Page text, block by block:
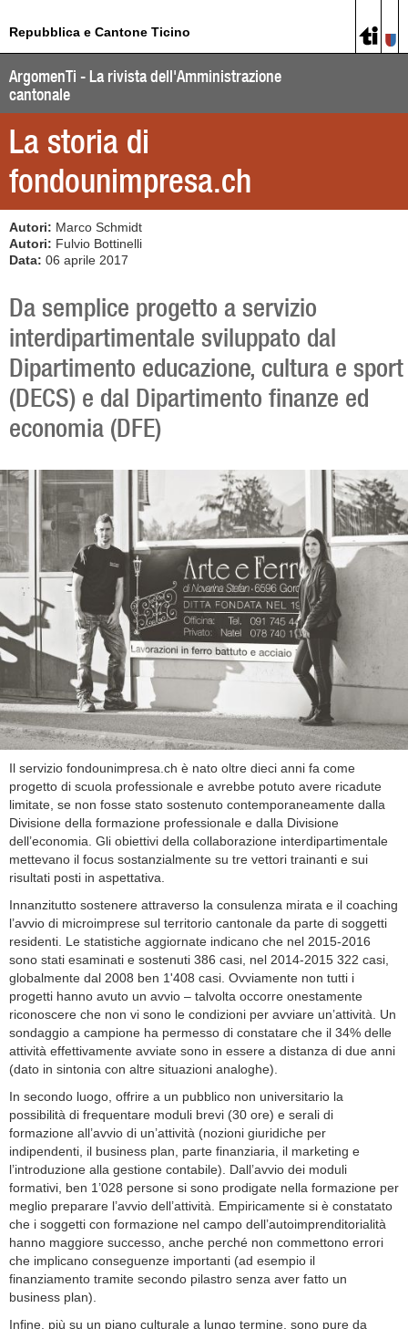
Repubblica e Cantone Ticino
ArgomenTi - La rivista dell'Amministrazione
cantonale
La storia di
fondounimpresa.ch
Autori: Marco Schmidt
Autori: Fulvio Bottinelli
Data: 06 aprile 2017
Da semplice progetto a servizio
interdipartimentale sviluppato dal
Dipartimento educazione, cultura e sport
(DECS) e dal Dipartimento finanze ed
economia (DFE)
Il servizio fondounimpresa.ch è nato oltre dieci anni fa come
progetto di scuola professionale e avrebbe potuto avere ricadute
limitate, se non fosse stato sostenuto contemporaneamente dalla
Divisione della formazione professionale e dalla Divisione
dell’economia. Gli obiettivi della collaborazione interdipartimentale
mettevano il focus sostanzialmente su tre vettori trainanti e sui
risultati posti in aspettativa.
Innanzitutto sostenere attraverso la consulenza mirata e il coaching
l’avvio di microimprese sul territorio cantonale da parte di soggetti
residenti. Le statistiche aggiornate indicano che nel 2015-2016
sono stati esaminati e sostenuti 386 casi, nel 2014-2015 322 casi,
globalmente dal 2008 ben 1'408 casi. Ovviamente non tutti i
progetti hanno avuto un avvio – talvolta occorre onestamente
riconoscere che non vi sono le condizioni per avviare un’attività. Un
sondaggio a campione ha permesso di constatare che il 34% delle
attività effettivamente avviate sono in essere a distanza di due anni
(dato in sintonia con altre situazioni analoghe).
In secondo luogo, offrire a un pubblico non universitario la
possibilità di frequentare moduli brevi (30 ore) e serali di
formazione all’avvio di un’attività (nozioni giuridiche per
indipendenti, il business plan, parte finanziaria, il marketing e
l’introduzione alla gestione contabile). Dall’avvio dei moduli
formativi, ben 1’028 persone si sono prodigate nella formazione per
meglio preparare l’avvio dell’attività. Empiricamente si è constatato
che i soggetti con formazione nel campo dell’autoimprenditorialità
hanno maggiore successo, anche perché non commettono errori
che implicano conseguenze importanti (ad esempio il
finanziamento tramite secondo pilastro senza aver fatto un
business plan).
Infine, più su un piano culturale a lungo termine, sono pure da